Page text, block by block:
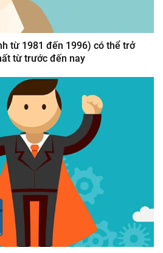
từ 1981 đến 1996) có thể trở
từ trước đến nay